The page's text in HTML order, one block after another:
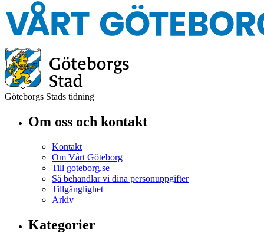
Göteborgs Stads tidning
Om oss och kontakt
Kontakt
Om Vårt Göteborg
Till goteborg.se
Så behandlar vi dina personuppgifter
Tillgänglighet
Arkiv
Kategorier